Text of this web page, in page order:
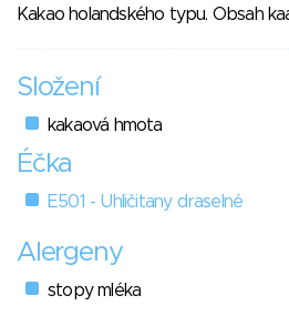
Kakao holandského typu. Obsah
Složení
kakaová hmota
Éčka
E501 - Uhličitany draselné
Alergeny
stopy mléka